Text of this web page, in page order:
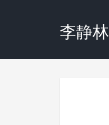
李静林